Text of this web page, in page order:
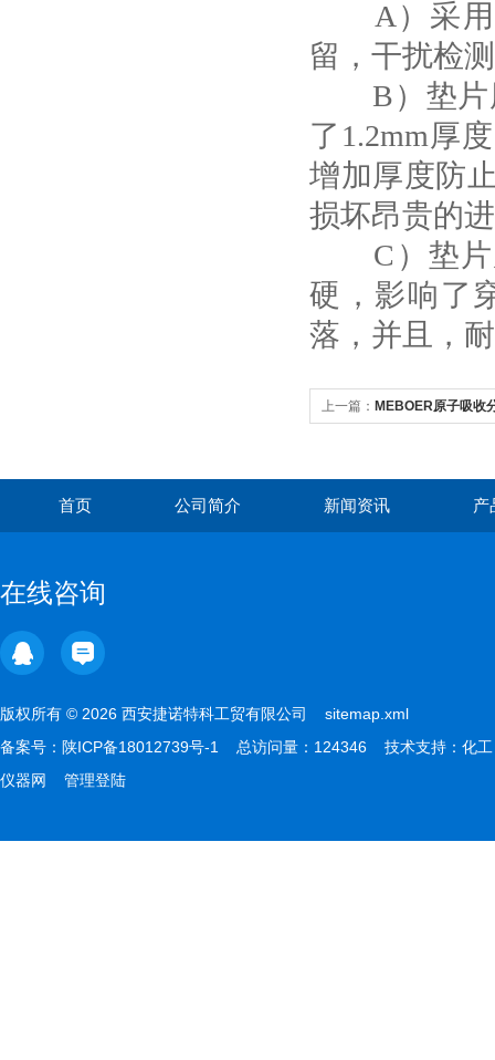
A）采用工
留，干扰检
B）垫片厚
了1.2mm厚
增加厚度防
损坏昂贵的
C）垫片厚
硬，影响了
落，并且，
上一篇： MEBOER原子吸收
首页 公司简介 新闻资讯 产
在线咨询
版权所有 © 2026 西安捷诺特科工贸有限公司 sitemap.xml
备案号： 陕ICP备18012739号-1 总访问量：124346 技术支持： 化工
仪器网
管理登陆